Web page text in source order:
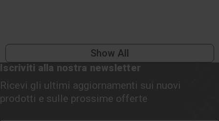
Show All
Iscriviti alla nostra newsletter
Ricevi gli ultimi aggiornamenti sui nuovi
prodotti e sulle prossime offerte